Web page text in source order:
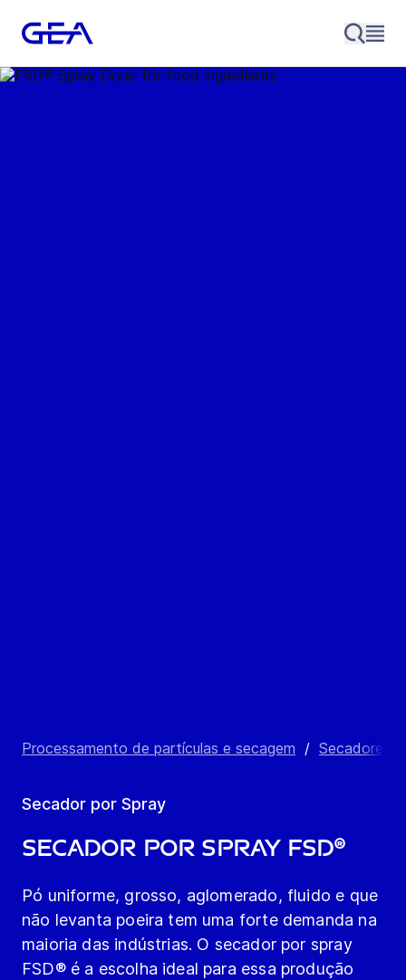
Processamento de partículas e secagem / Secadores
Secador por Spray
Secador por Spray FSD®
Pó uniforme, grosso, aglomerado, fluido e que
não levanta poeira tem uma forte demanda na
maioria das indústrias. O secador por spray
FSD® é a escolha ideal para essa produção